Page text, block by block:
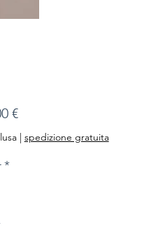
€Prezzo
| spedizione gratuita
*